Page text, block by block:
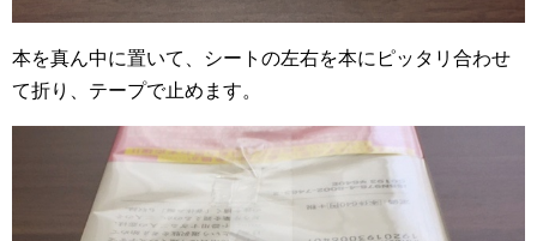
本を真ん中に置いて、シートの左右を本にピッタリ合わせ
て折り、テープで止めます。